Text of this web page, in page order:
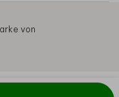
von
Impressum © 2026